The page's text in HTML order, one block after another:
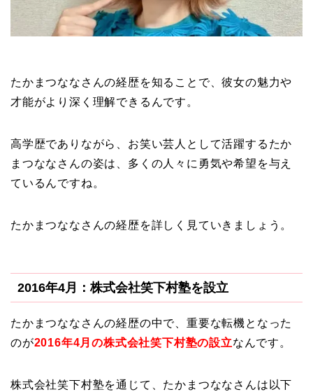
たかまつななさんの経歴を知ることで、彼女の魅力や
才能がより深く理解できるんです。
高学歴でありながら、お笑い芸人として活躍するたか
まつななさんの姿は、多くの人々に勇気や希望を与え
ているんですね。
たかまつななさんの経歴を詳しく見ていきましょう。
2016年4月：株式会社笑下村塾を設立
たかまつななさんの経歴の中で、重要な転機となった
のが2016年4月の株式会社笑下村塾の設立なんです。
株式会社笑下村塾を通じて、たかまつななさんは以下